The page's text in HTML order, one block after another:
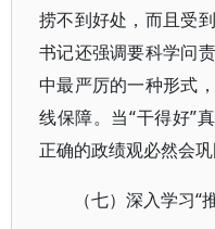
捞不到好处，而且受
书记还强调要科学问
中最严厉的一种形式
线保障。当“干得好”
正确的政绩观必然会巩
（七）深入学习